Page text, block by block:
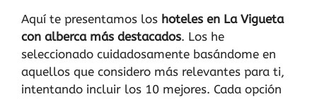
Aquí te presentamos los hoteles en La Vigueta
con alberca más destacados. Los he
seleccionado cuidadosamente basándome en
aquellos que considero más relevantes para ti,
intentando incluir los 10 mejores. Cada opción